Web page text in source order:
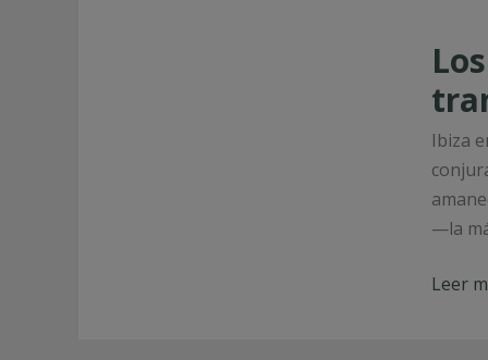
Ibiza
—la
mejor
de
Ibiza:
Leer